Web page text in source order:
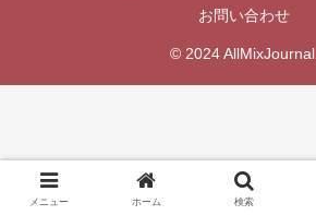
お問い合わせ
© 2024 AllMixJournal.
メニュー ホーム 検索